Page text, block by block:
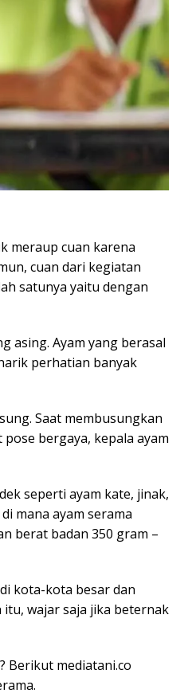
meraup cuan karena
cuan dari kegiatan
satunya yaitu dengan
asing. Ayam yang berasal
perhatian banyak
Saat membusungkan
bergaya, kepala ayam
seperti ayam kate, jinak,
mana ayam serama
berat badan 350 gram –
kota-kota besar dan
wajar saja jika beternak
Berikut mediatani.co